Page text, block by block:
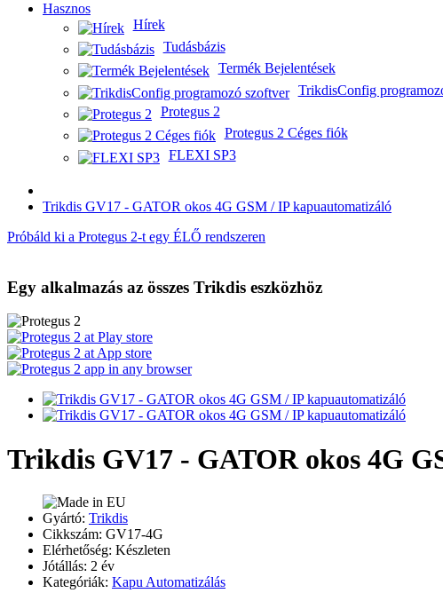
Hasznos
Hírek
Tudásbázis
Termék Bejelentések
TrikdisConfig
Protegus 2
Protegus 2 Céges fiók
FLEXI SP3
Trikdis GV17 - GATOR okos 4G GSM / IP kapuautomatizáló
Próbáld ki a Protegus 2-t egy ÉLŐ rendszeren
Egy alkalmazás az összes Trikdis eszközhöz
Trikdis GV17 - GATOR okos 4G
Gyártó: Trikdis
Cikkszám: GV17-4G
Elérhetőség: Készleten
Jótállás: 2 év
Kategóriák: Kapu Automatizálás